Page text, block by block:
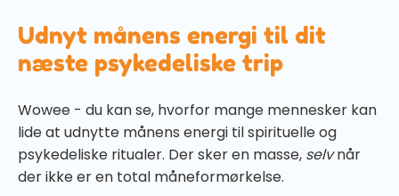
Udnyt månens energi til dit
næste psykedeliske trip
Wowee - du kan se, hvorfor mange mennesker kan
lide at udnytte månens energi til spirituelle og
psykedeliske ritualer. Der sker en masse, selvnår
der ikke er en total måneformørkelse.